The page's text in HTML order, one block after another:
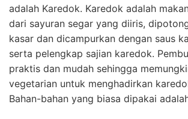
adalah Karedok. Karedok adalah
dari sayuran segar yang diiris,
kasar dan dicampurkan dengan saus
serta pelengkap sajian karedok.
praktis dan mudah sehingga
vegetarian untuk menghadirkan
Bahan-bahan yang biasa dipakai